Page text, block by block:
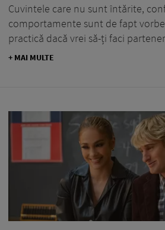
Cuvintele care nu sunt întărite,
comportamente sunt de fapt
practică dacă vrei să-ți faci
+ MAI MULTE